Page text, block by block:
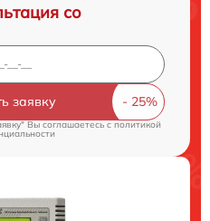
со
заявку
Вы соглашаетесь cполитикой